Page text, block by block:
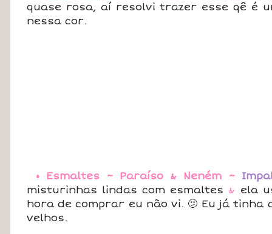
quase rosa, aí resolvi trazer esse qê é
nessa cor.
• Esmaltes ~ Paraíso & Neném ~
misturinhas lindas com esmaltes & ela
hora de comprar eu não vi. 🫤 Eu já
velhos.